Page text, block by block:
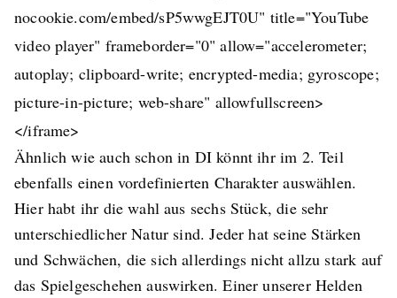
nocookie.com/embed/sP5wwgEJT0U" title="YouTube
video player" frameborder="0" allow="accelerometer;
autoplay; clipboard-write; encrypted-media; gyroscope;
picture-in-picture; web-share" allowfullscreen>
</iframe>
Ähnlich wie auch schon in DI könnt ihr im 2. Teil
ebenfalls einen vordefinierten Charakter auswählen.
Hier habt ihr die wahl aus sechs Stück, die sehr
unterschiedlicher Natur sind. Jeder hat seine Stärken
und Schwächen, die sich allerdings nicht allzu stark auf
das Spielgeschehen auswirken. Einer unserer Helden